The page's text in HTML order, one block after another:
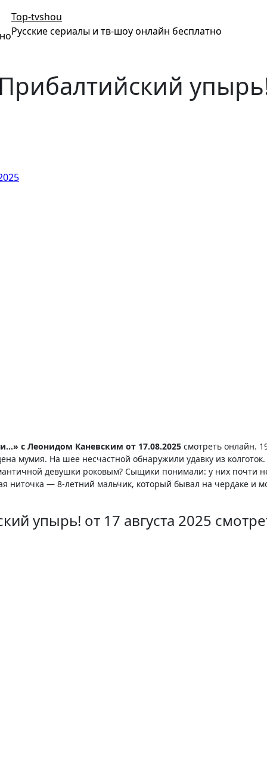
Top-tvshou
Русские сериалы и тв-шоу онлайн бесплатно
с Леонидом Каневским от 17.08.2025 смотреть онлайн.
мумия. На шее несчастной обнаружили удавку из колготок.
девушки роковым? Сыщики понимали: у них почти
ниточка — 8-летний мальчик, который бывал на чердаке и
упырь! от 17 августа 2025